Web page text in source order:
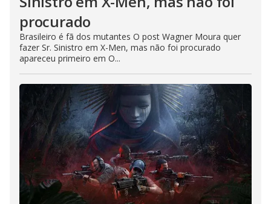
procurado
Brasileiro é fã dos mutantes O post Wagner Moura quer
fazer Sr. Sinistro em X-Men, mas não foi procurado
apareceu primeiro em O...